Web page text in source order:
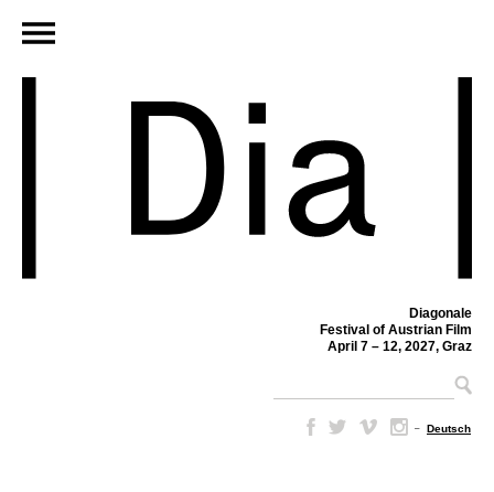
Diagonale
Festival of Austrian Film
April 7 – 12, 2027, Graz
– Deutsch